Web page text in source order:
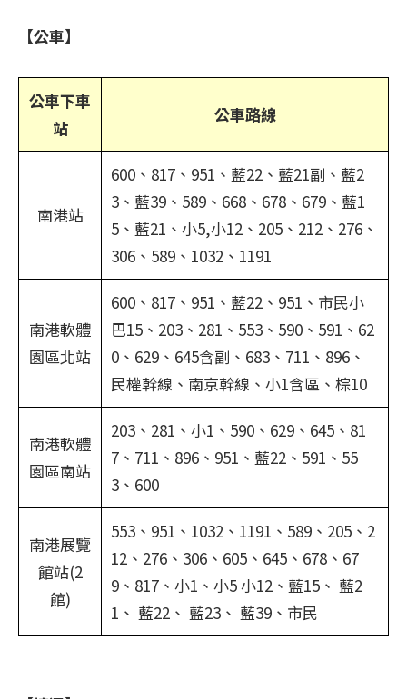
【公車】
公車下車
站
公車路線
南港站
600、817、951、藍22、藍21副、藍2
3、藍39、589、668、678、679、藍1
5、藍21、小5,小12、205、212、276、
306、589、1032、1191
南港軟體
園區北站
600、817、951、藍22、951、市民小
巴15、203、281、553、590、591、62
0、629、645含副、683、711、896、
民權幹線、南京幹線、小1含區、棕10
南港軟體
園區南站
203、281、小1、590、629、645、81
7、711、896、951、藍22、591、55
3、600
南港展覽
館站(2
館)
553、951、1032、1191、589、205、2
12、276、306、605、645、678、67
9、817、小1、小5 小12、藍15、 藍2
1、 藍22、 藍23、 藍39、市民